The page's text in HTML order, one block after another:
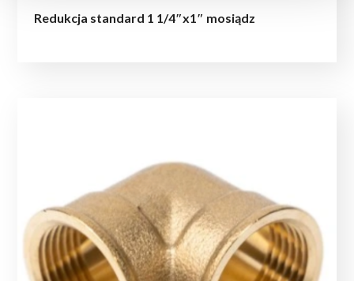
Redukcja standard 1 1/4″x1″ mosiądz